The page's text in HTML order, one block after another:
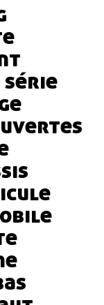
série